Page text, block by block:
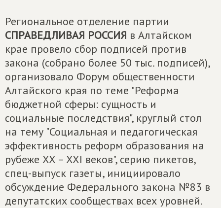
Региональное отделение партии
СПРАВЕДЛИВАЯ РОССИЯ в Алтайском
крае провело сбор подписей против
закона (собрано более 50 тыс. подписей),
организовало Форум общественности
Алтайского края по теме "Реформа
бюджетной сферы: сущность и
социальные последствия", круглый стол
на тему "Социальная и педагогическая
эффективность реформ образования на
рубеже XX – XXI веков", серию пикетов,
спец-выпуск газеты, инициировало
обсуждение Федерального закона №83 в
депутатских сообществах всех уровней.